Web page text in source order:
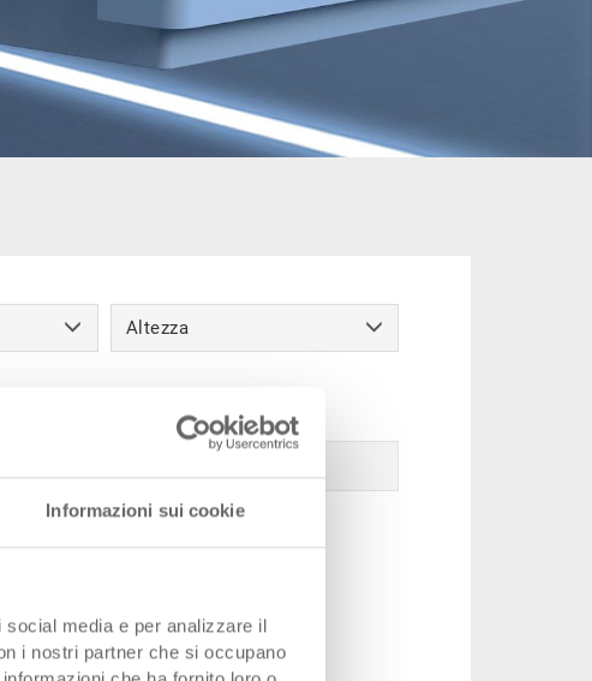
Informazioni sui cookie
media e per analizzare il
i nostri partner che si occupano
Altezza